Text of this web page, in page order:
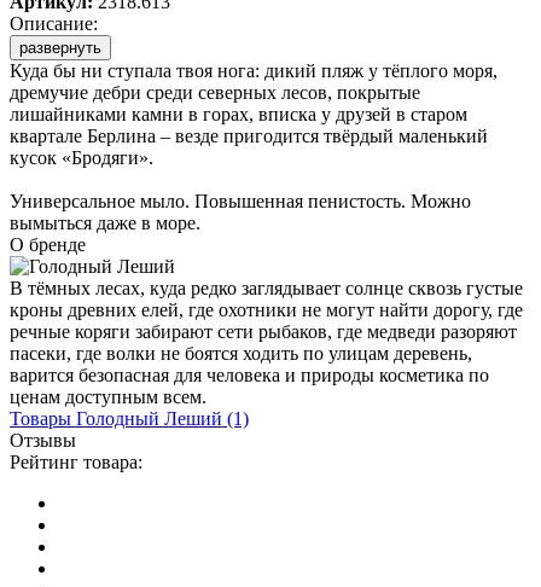
Описание:
развернуть
Куда бы ни ступала твоя нога: дикий пляж у тёплого моря,
дремучие дебри среди северных лесов, покрытые
лишайниками камни в горах, вписка у друзей в старом
квартале Берлина – везде пригодится твёрдый маленький
кусок «Бродяги».
Универсальное мыло. Повышенная пенистость. Можно
вымыться даже в море.
О бренде
В тёмных лесах, куда редко заглядывает солнце сквозь густые
кроны древних елей, где охотники не могут найти дорогу, где
речные коряги забирают сети рыбаков, где медведи разоряют
пасеки, где волки не боятся ходить по улицам деревень,
варится безопасная для человека и природы косметика по
ценам доступным всем.
Товары Голодный Леший (1)
Отзывы
Рейтинг товара: